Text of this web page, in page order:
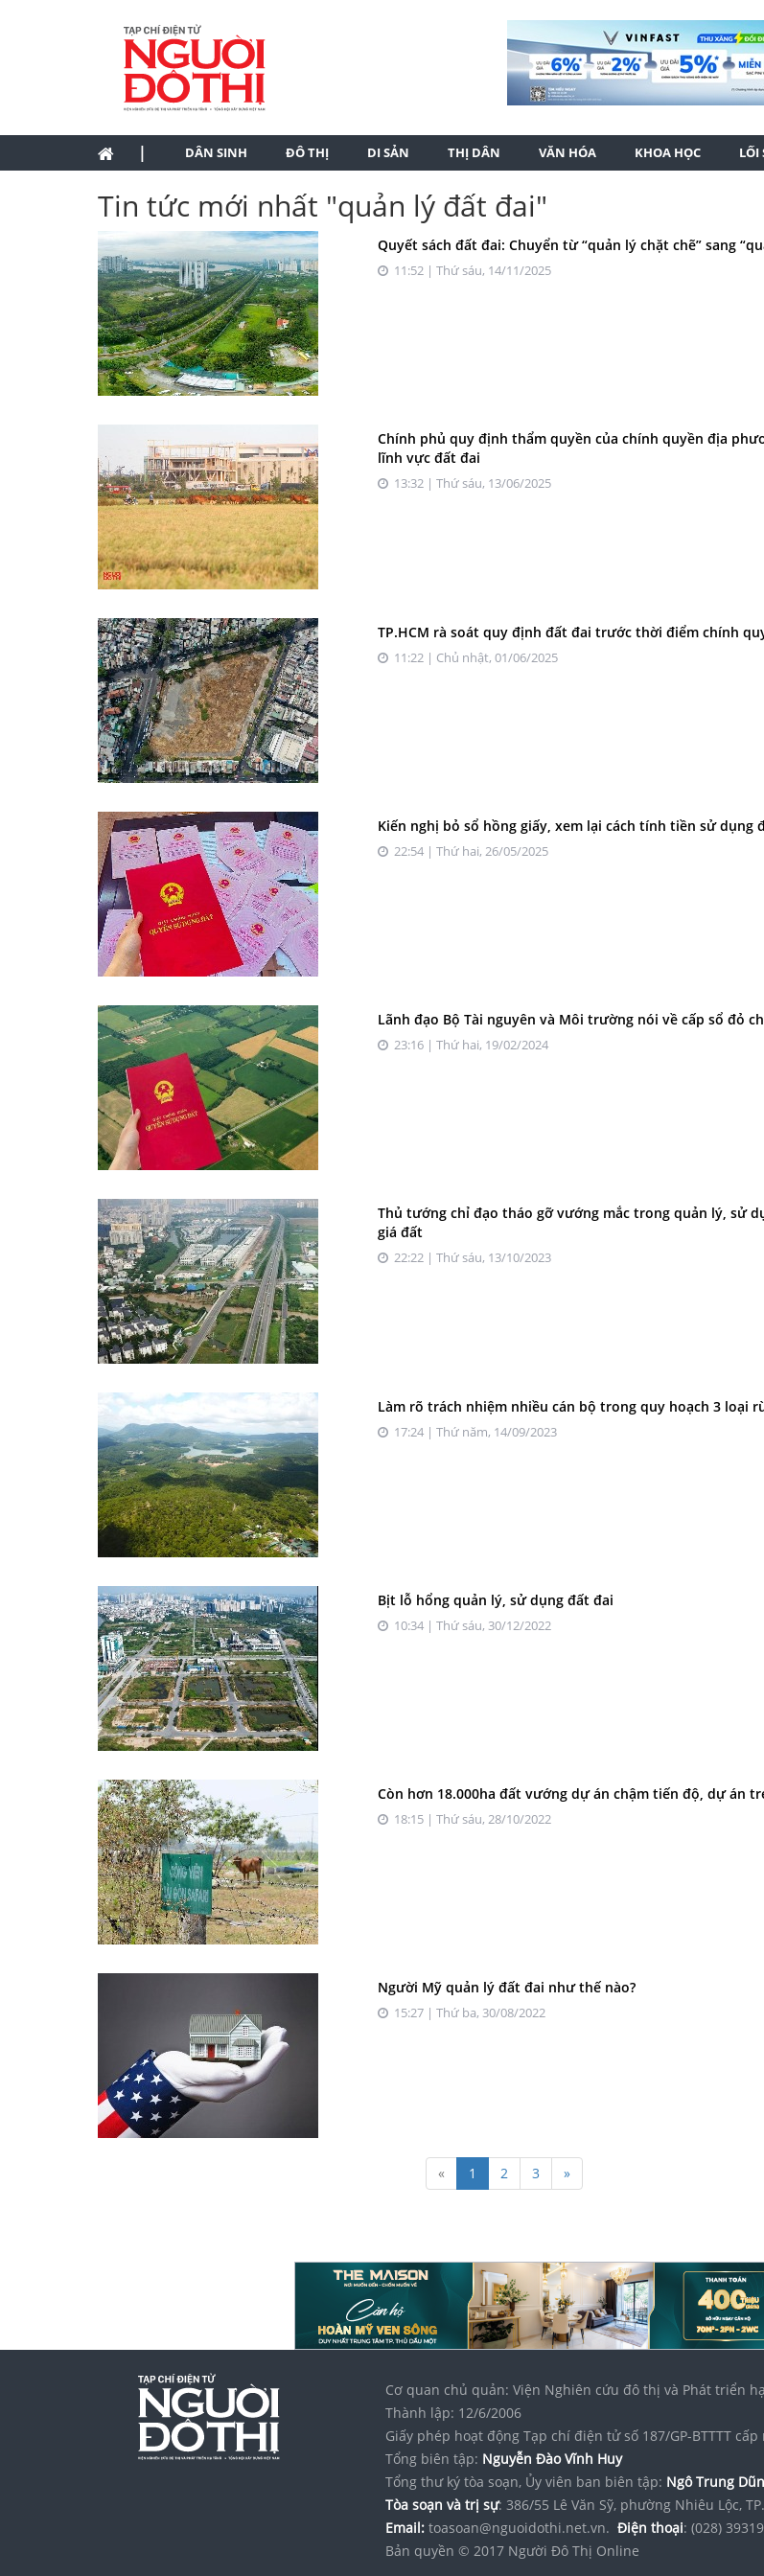
| DÂN SINH ĐÔ THỊ DI SẢN THỊ DÂN VĂN HÓA KHOA HỌC LỐI
Tin tức mới nhất "quản lý đất đai"
Quyết sách đất đai: Chuyển từ “quản lý chặt chẽ” sang
11:52 | Thứ sáu, 14/11/2025
Chính phủ quy định thẩm quyền của chính quyền địa
lĩnh vực đất đai
13:32 | Thứ sáu, 13/06/2025
TP.HCM rà soát quy định đất đai trước thời điểm chính
11:22 | Chủ nhật, 01/06/2025
Kiến nghị bỏ sổ hồng giấy, xem lại cách tính tiền sử dụng
22:54 | Thứ hai, 26/05/2025
Lãnh đạo Bộ Tài nguyên và Môi trường nói về cấp sổ đỏ
23:16 | Thứ hai, 19/02/2024
Thủ tướng chỉ đạo tháo gỡ vướng mắc trong quản lý, sử
giá đất
22:22 | Thứ sáu, 13/10/2023
Làm rõ trách nhiệm nhiều cán bộ trong quy hoạch 3 loại
17:24 | Thứ năm, 14/09/2023
Bịt lỗ hổng quản lý, sử dụng đất đai
10:34 | Thứ sáu, 30/12/2022
Còn hơn 18.000ha đất vướng dự án chậm tiến độ, dự án
18:15 | Thứ sáu, 28/10/2022
Người Mỹ quản lý đất đai như thế nào?
15:27 | Thứ ba, 30/08/2022
« 1 2 3 »
Cơ quan chủ quản: Viện Nghiên cứu đô thị và Phát triển
Thành lập: 12/6/2006
Giấy phép hoạt động Tạp chí điện tử số 187/GP-BTTTT cấp
Tổng biên tập: Nguyễn Đào Vĩnh Huy
Tổng thư ký tòa soạn, Ủy viên ban biên tập: Ngô Trung
Tòa soạn và trị sự: 386/55 Lê Văn Sỹ, phường Nhiêu Lộc,
Email: toasoan@nguoidothi.net.vn. Điện thoại: (028)
Bản quyền © 2017 Người Đô Thị Online